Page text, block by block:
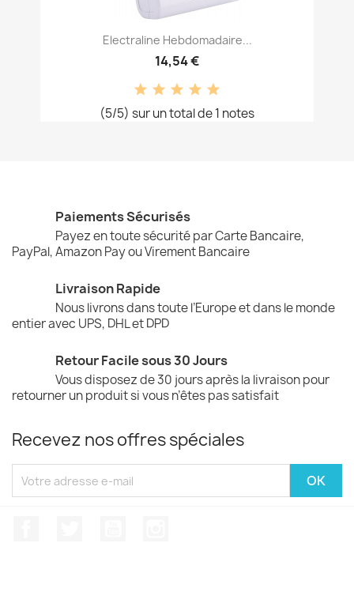
Electraline Hebdomadaire...
14,54 €
(5/5) sur un total de 1 notes
Paiements Sécurisés
Payez en toute sécurité par Carte Bancaire,
PayPal, Amazon Pay ou Virement Bancaire
Livraison Rapide
Nous livrons dans toute l’Europe et dans le monde
entier avec UPS, DHL et DPD
Retour Facile sous 30 Jours
Vous disposez de 30 jours après la livraison pour
retourner un produit si vous n’êtes pas satisfait
Recevez nos offres spéciales